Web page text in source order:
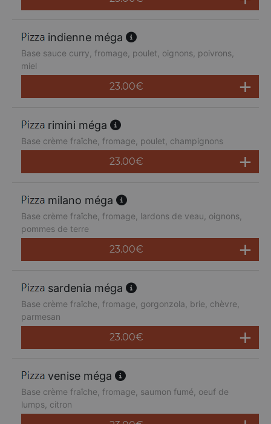
indienne méga
Base sauce curry, fromage, poulet, oignons, poivrons,
miel
23.00€
rimini méga
Base crème fraîche, fromage, poulet, champignons
23.00€
milano méga
Base crème fraîche, fromage, lardons de veau, oignons,
pommes de terre
23.00€
sardenia méga
Base crème fraîche, fromage, gorgonzola, brie, chèvre,
parmesan
23.00€
venise méga
Base crème fraîche, fromage, saumon fumé, oeuf de
lumps, citron